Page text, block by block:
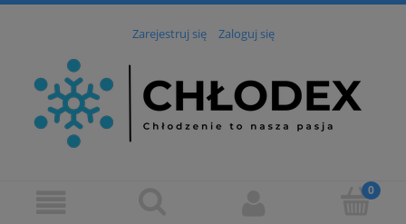
Zarejestruj się Zaloguj się